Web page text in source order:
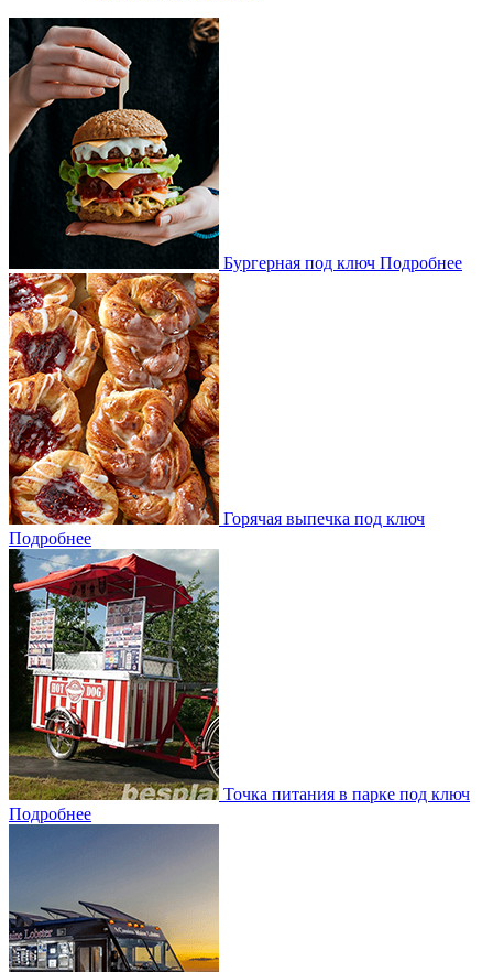
Бургерная под ключ Подробнее
Горячая выпечка под ключ
Подробнее
Точка питания в парке под ключ
Подробнее